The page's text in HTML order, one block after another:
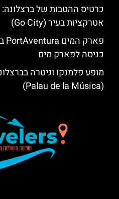
כרטיס ההטבות של ברצלונה:
אטרקציות בעיר (Go City)
כניסה לפארק מים
מופע פלמנקו וגיטרה
(Palau de la Música)